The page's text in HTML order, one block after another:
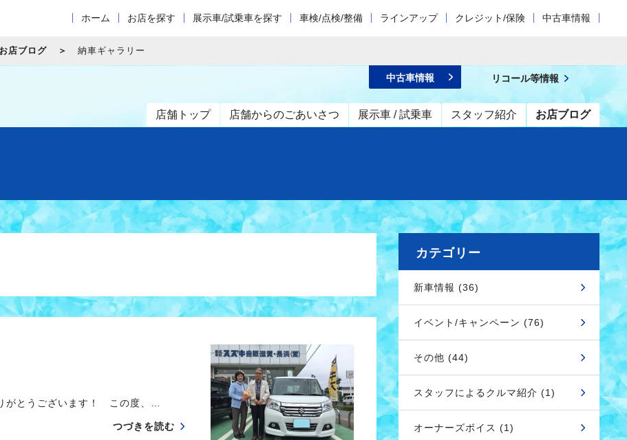
ホーム お店を探す 展示車/試乗車を探す 車検/点検/整備 ラインアップ クレジット/保険 中古車情報
お店ブログ 納車ギャラリー
店舗トップ 店舗からのごあいさつ 展示車 / 試乗車 スタッフ紹介 お店ブログ
中古車情報 リコール等情報
とうございます！ この度、…
つづきを読む
カテゴリー
新車情報 (36)
イベント/キャンペーン (76)
その他 (44)
スタッフによるクルマ紹介 (1)
オーナーズボイス (1)